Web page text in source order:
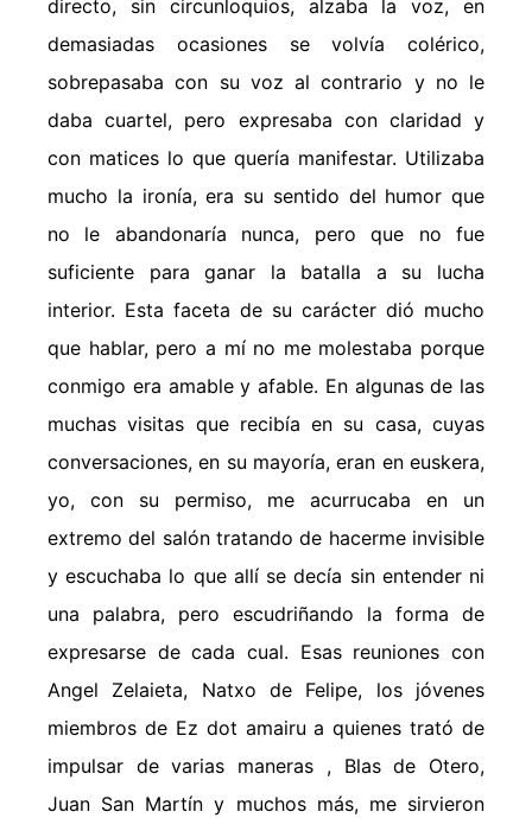
directo, sin circunloquios, alzaba la voz, en
demasiadas ocasiones se volvía colérico,
sobrepasaba con su voz al contrario y no le
daba cuartel, pero expresaba con claridad y
con matices lo que quería manifestar. Utilizaba
mucho la ironía, era su sentido del humor que
no le abandonaría nunca, pero que no fue
suficiente para ganar la batalla a su lucha
interior. Esta faceta de su carácter dió mucho
que hablar, pero a mí no me molestaba porque
conmigo era amable y afable. En algunas de las
muchas visitas que recibía en su casa, cuyas
conversaciones, en su mayoría, eran en euskera,
yo, con su permiso, me acurrucaba en un
extremo del salón tratando de hacerme invisible
y escuchaba lo que allí se decía sin entender ni
una palabra, pero escudriñando la forma de
expresarse de cada cual. Esas reuniones con
Angel Zelaieta, Natxo de Felipe, los jóvenes
miembros de Ez dot amairu a quienes trató de
impulsar de varias maneras , Blas de Otero,
Juan San Martín y muchos más, me sirvieron